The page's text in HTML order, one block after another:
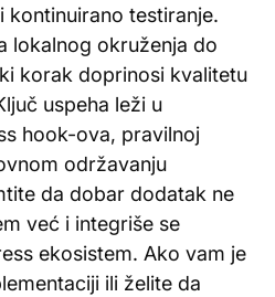
kontinuirano testiranje.
lokalnog okruženja do
korak doprinosi kvalitetu
uspeha leži u
hook-ova, pravilnoj
održavanju
da dobar dodatak ne
već i integriše se
ekosistem. Ako vam je
ili želite da